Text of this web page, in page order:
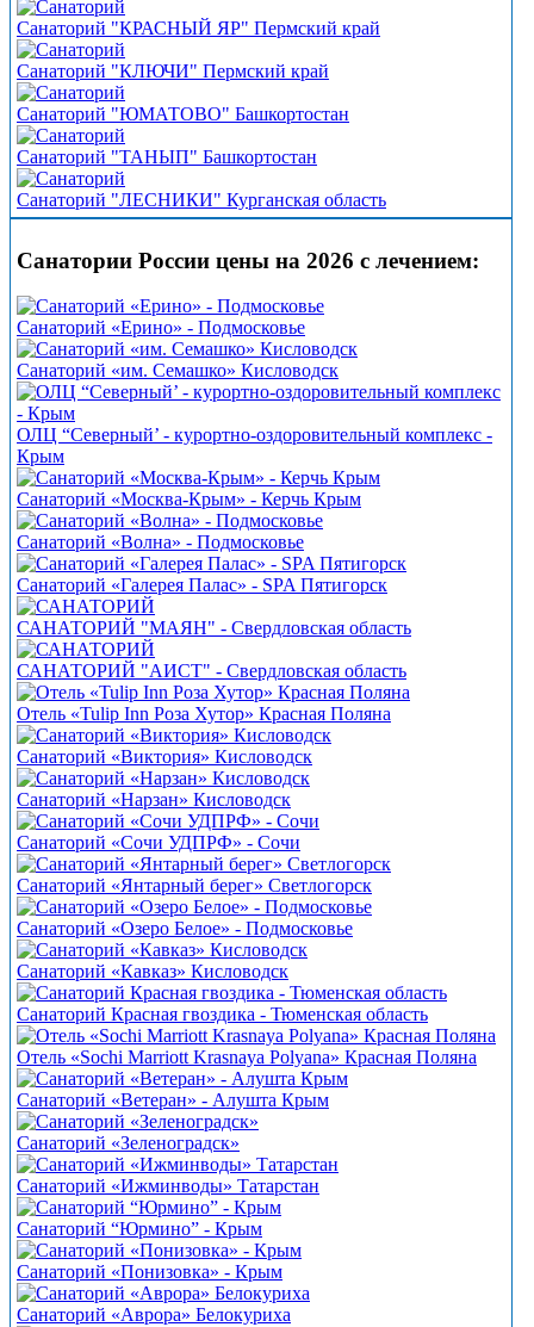
Санаторий "КРАСНЫЙ ЯР" Пермский край
Санаторий "КЛЮЧИ" Пермский край
Санаторий "ЮМАТОВО" Башкортостан
Санаторий "ТАНЫП" Башкортостан
Санаторий "ЛЕСНИКИ" Курганская область
Санатории России цены на 2026 с лечением:
Санаторий «Ерино» - Подмосковье
Санаторий «им. Семашко» Кисловодск
ОЛЦ “Северный’ - курортно-оздоровительный комплекс -
Крым
Санаторий «Москва-Крым» - Керчь Крым
Санаторий «Волна» - Подмосковье
Санаторий «Галерея Палас» - SPA Пятигорск
САНАТОРИЙ "МАЯН" - Свердловская область
САНАТОРИЙ "АИСТ" - Свердловская область
Отель «Tulip Inn Роза Хутор» Красная Поляна
Санаторий «Виктория» Кисловодск
Санаторий «Нарзан» Кисловодск
Санаторий «Сочи УДПРФ» - Сочи
Санаторий «Янтарный берег» Светлогорск
Санаторий «Озеро Белое» - Подмосковье
Санаторий «Кавказ» Кисловодск
Санаторий Красная гвоздика - Тюменская область
Отель «Sochi Marriott Krasnaya Polyana» Красная Поляна
Санаторий «Ветеран» - Алушта Крым
Санаторий «Зеленоградск»
Санаторий «Ижминводы» Татарстан
Санаторий “Юрмино” - Крым
Санаторий «Понизовка» - Крым
Санаторий «Аврора» Белокуриха